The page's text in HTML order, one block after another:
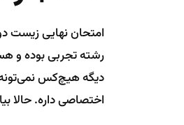
امتحان نهایی زیست
دیگه هیچ‌کس نمی‌تونه
اختصاصی داره. حالا